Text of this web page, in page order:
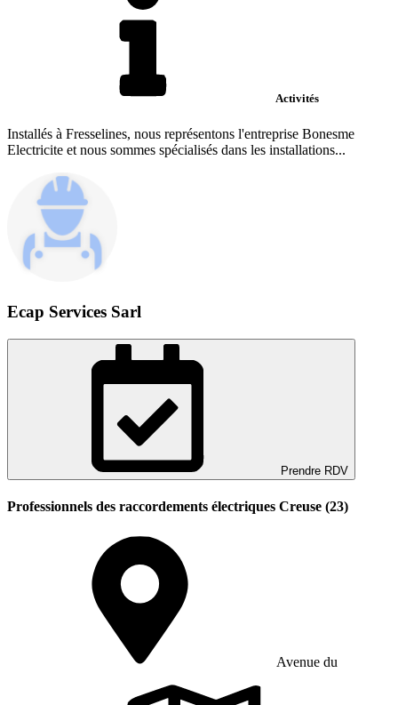
Activités
Installés à Fresselines, nous représentons l'entreprise Bonesme
Electricite et nous sommes spécialisés dans les installations...
Ecap Services Sarl
Prendre RDV
Professionnels des raccordements électriques Creuse (23)
Avenue du